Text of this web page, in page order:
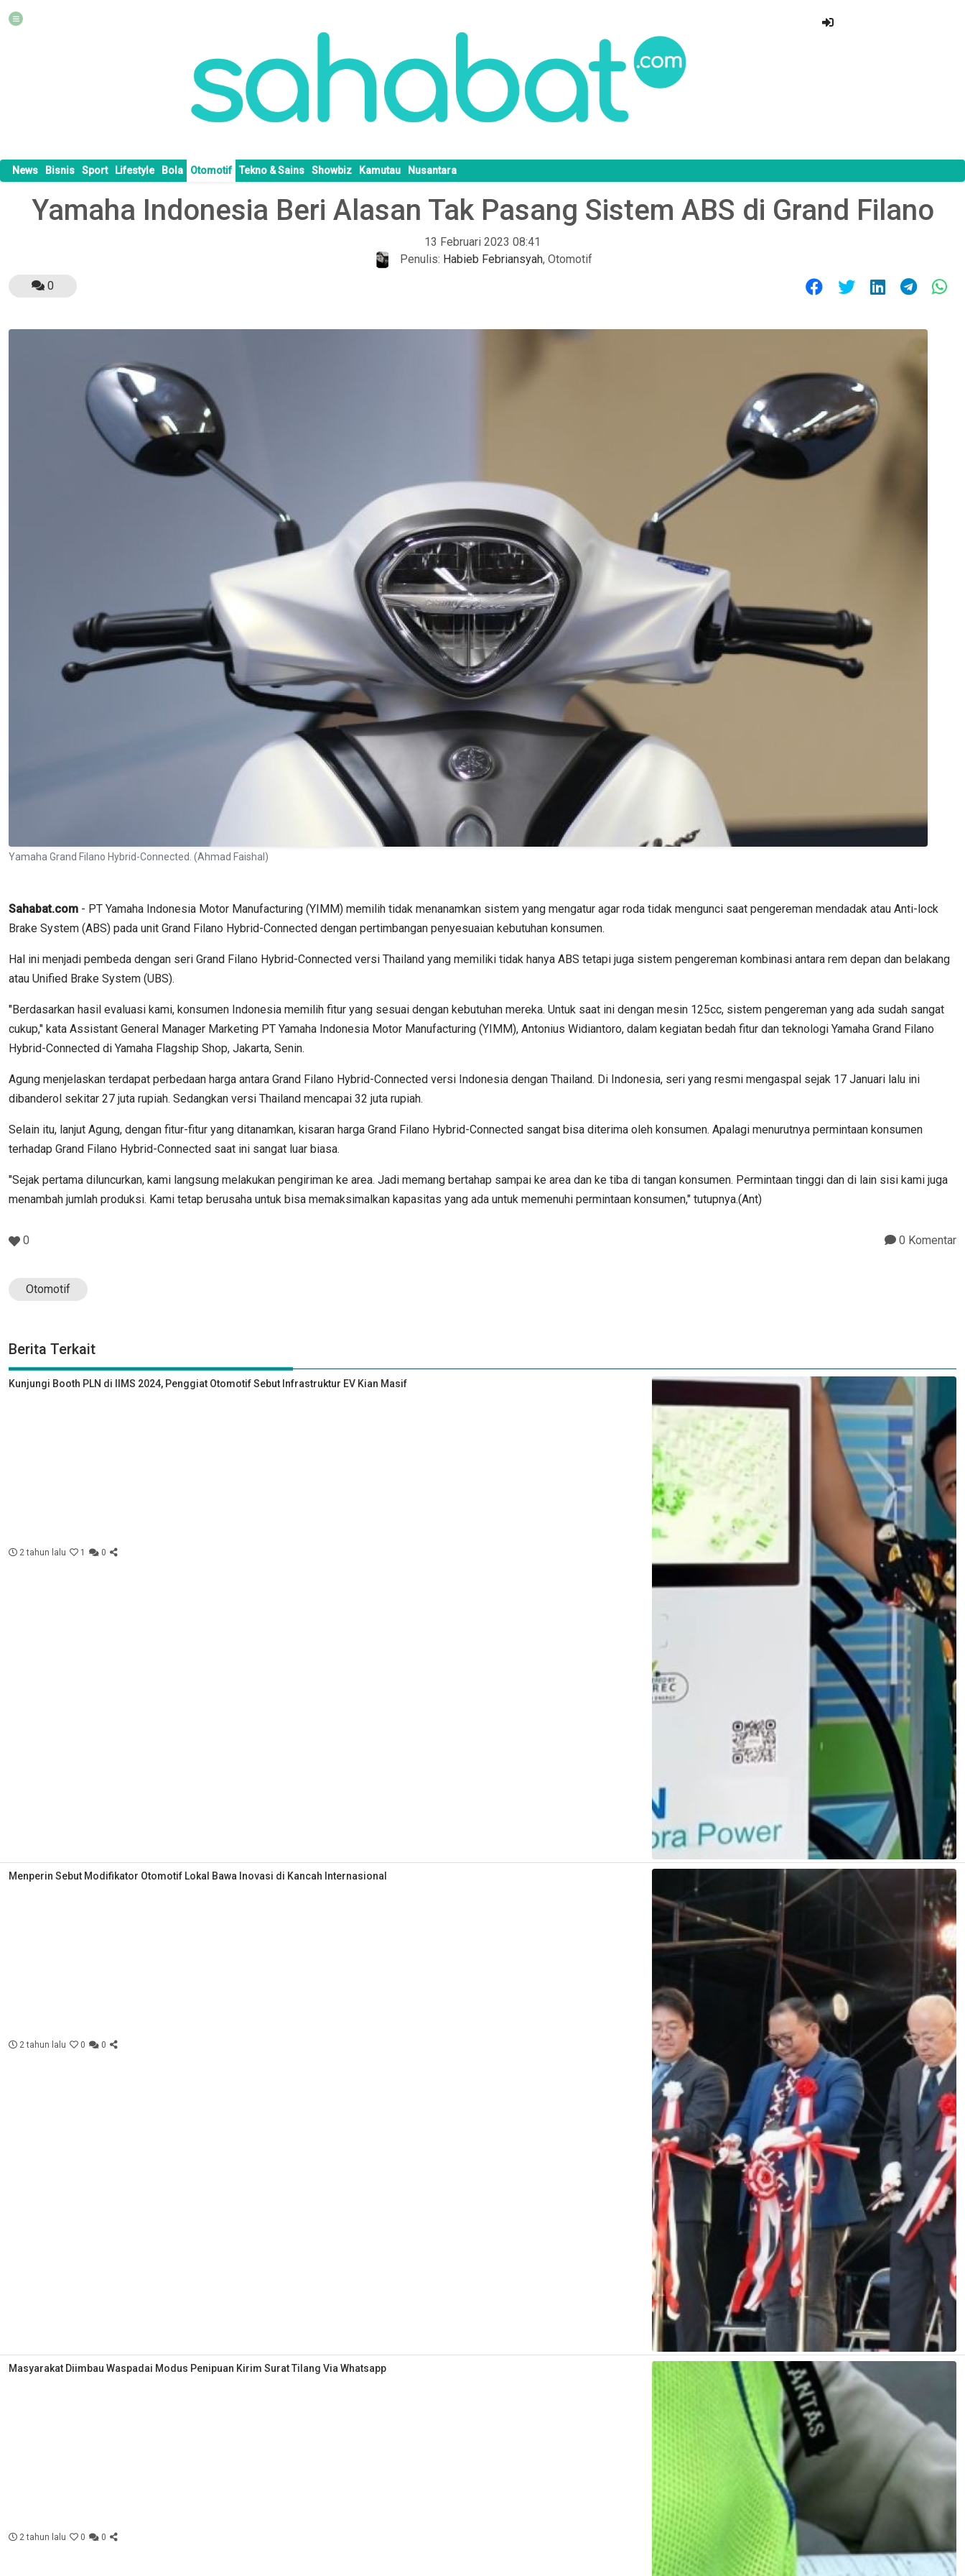
News Bisnis Sport Lifestyle Bola Otomotif Tekno & Sains Showbiz Kamutau Nusantara
Yamaha Indonesia Beri Alasan Tak Pasang Sistem ABS di Grand Filano
13 Februari 2023 08:41
Penulis: Habieb Febriansyah, Otomotif
0
Yamaha Grand Filano Hybrid-Connected. (Ahmad Faishal)
Sahabat.com - PT Yamaha Indonesia Motor Manufacturing (YIMM) memilih tidak menanamkan sistem yang mengatur agar roda tidak mengunci saat pengereman mendadak atau Anti-lock
Brake System (ABS) pada unit Grand Filano Hybrid-Connected dengan pertimbangan penyesuaian kebutuhan konsumen.
Hal ini menjadi pembeda dengan seri Grand Filano Hybrid-Connected versi Thailand yang memiliki tidak hanya ABS tetapi juga sistem pengereman kombinasi antara rem depan dan belakang
atau Unified Brake System (UBS).
"Berdasarkan hasil evaluasi kami, konsumen Indonesia memilih fitur yang sesuai dengan kebutuhan mereka. Untuk saat ini dengan mesin 125cc, sistem pengereman yang ada sudah sangat
cukup," kata Assistant General Manager Marketing PT Yamaha Indonesia Motor Manufacturing (YIMM), Antonius Widiantoro, dalam kegiatan bedah fitur dan teknologi Yamaha Grand Filano
Hybrid-Connected di Yamaha Flagship Shop, Jakarta, Senin.
Agung menjelaskan terdapat perbedaan harga antara Grand Filano Hybrid-Connected versi Indonesia dengan Thailand. Di Indonesia, seri yang resmi mengaspal sejak 17 Januari lalu ini
dibanderol sekitar 27 juta rupiah. Sedangkan versi Thailand mencapai 32 juta rupiah.
Selain itu, lanjut Agung, dengan fitur-fitur yang ditanamkan, kisaran harga Grand Filano Hybrid-Connected sangat bisa diterima oleh konsumen. Apalagi menurutnya permintaan konsumen
terhadap Grand Filano Hybrid-Connected saat ini sangat luar biasa.
"Sejak pertama diluncurkan, kami langsung melakukan pengiriman ke area. Jadi memang bertahap sampai ke area dan ke tiba di tangan konsumen. Permintaan tinggi dan di lain sisi kami juga
menambah jumlah produksi. Kami tetap berusaha untuk bisa memaksimalkan kapasitas yang ada untuk memenuhi permintaan konsumen," tutupnya.(Ant)
0 0 Komentar
Otomotif
Berita Terkait
Kunjungi Booth PLN di IIMS 2024, Penggiat Otomotif Sebut Infrastruktur EV Kian Masif
2 tahun lalu 1 0
Menperin Sebut Modifikator Otomotif Lokal Bawa Inovasi di Kancah Internasional
2 tahun lalu 0 0
Masyarakat Diimbau Waspadai Modus Penipuan Kirim Surat Tilang Via Whatsapp
2 tahun lalu 0 0